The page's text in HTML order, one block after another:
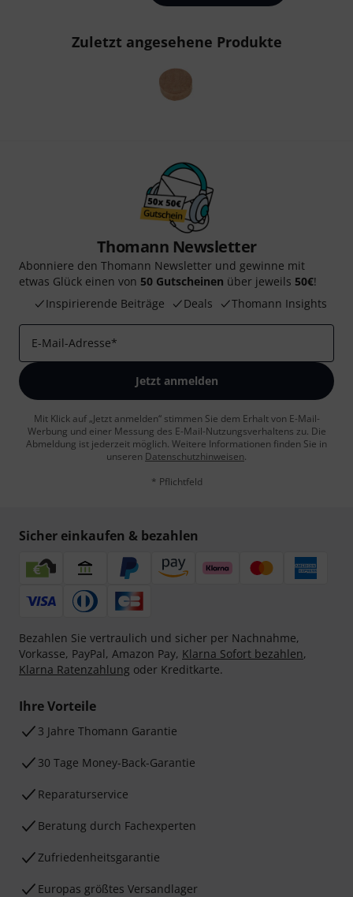
Zuletzt angesehene Produkte
Thomann Newsletter
Abonniere den Thomann Newsletter und gewinne mit
etwas Glück einen von 50 Gutscheinen über jeweils 50€!
Inspirierende Beiträge
Deals Thomann Insights
E-Mail-Adresse*
Jetzt anmelden
Mit Klick auf „Jetzt anmelden“ stimmen Sie dem Erhalt von E-Mail-
Werbung und einer Messung des E-Mail-Nutzungsverhaltens zu. Die
Abmeldung ist jederzeit möglich. Weitere Informationen finden Sie in
unseren Datenschutzhinweisen.
* Pflichtfeld
Sicher einkaufen & bezahlen
Bezahlen Sie vertraulich und sicher per Nachnahme,
Vorkasse, PayPal, Amazon Pay, Klarna Sofort bezahlen,
Klarna Ratenzahlung oder Kreditkarte.
Ihre Vorteile
3 Jahre Thomann Garantie
30 Tage Money-Back-Garantie
Reparaturservice
Beratung durch Fachexperten
Zufriedenheitsgarantie
Europas größtes Versandlager